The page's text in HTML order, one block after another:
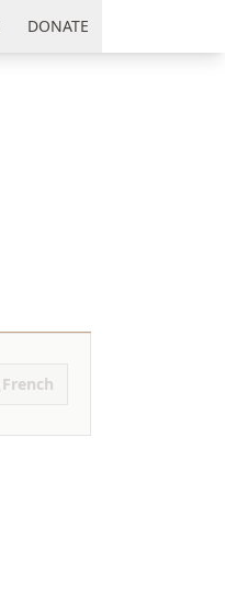
DONATE
French